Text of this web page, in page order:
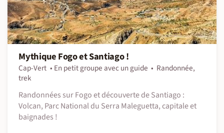
Mythique Fogo et Santiago !
Cap-Vert En petit groupe avec un guide
Randonnée,
trek
Randonnées sur Fogo et découverte de Santiago :
Volcan, Parc National du Serra Maleguetta, capitale et
baignades !